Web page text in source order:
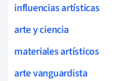
influencias artísticas
arte y ciencia
materiales artísticos
arte vanguardista